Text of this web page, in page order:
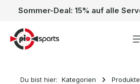
Zum Hauptinhalt springen
Du bist hier: Kategorien
Produkte